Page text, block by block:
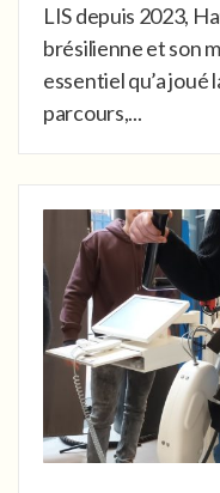
LIS depuis 2023,
brésilienne et son
essentiel qu’a joué
parcours,...